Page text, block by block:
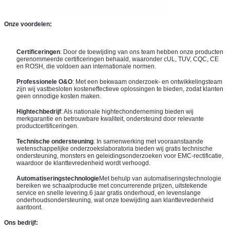
Onze voordelen:
Certificeringen: Door de toewijding van ons team hebben onze producten
gerenommeerde certificeringen behaald, waaronder cUL, TUV, CQC, CE
en ROSH, die voldoen aan internationale normen.
Professionele O&O: Met een bekwaam onderzoek- en ontwikkelingsteam
zijn wij vastbesloten kosteneffectieve oplossingen te bieden, zodat klanten
geen onnodige kosten maken.
Hightechbedrijf: Als nationale hightechonderneming bieden wij
merkgarantie en betrouwbare kwaliteit, ondersteund door relevante
productcertificeringen.
Technische ondersteuning: In samenwerking met vooraanstaande
wetenschappelijke onderzoekslaboratoria bieden wij gratis technische
ondersteuning, monsters en geleidingsonderzoeken voor EMC-rectificatie,
waardoor de klanttevredenheid wordt verhoogd.
AutomatiseringstechnologieMet behulp van automatiseringstechnologie
bereiken we schaalproductie met concurrerende prijzen, uitstekende
service en snelle levering.6 jaar gratis onderhoud, en levenslange
onderhoudsondersteuning, wat onze toewijding aan klanttevredenheid
aantoont.
Ons bedrijf: